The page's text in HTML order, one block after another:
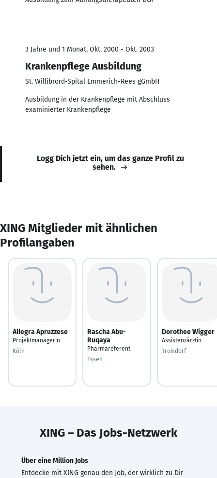
3 Jahre und 1 Monat, Okt. 2000 - Okt. 2003
Krankenpflege Ausbildung
St. Willibrord-Spital Emmerich-Rees gGmbH
Ausbildung in der Krankenpflege mit Abschluss
examinierter Krankenpflege
Logg Dich jetzt ein, um das ganze Profil zu
sehen.
XING Mitglieder mit ähnlichen
Profilangaben
Allegra Apruzzese
Projektmanagerin
Köln
Rascha Abu-
Ruqaya
Pharmareferent
Essen
Dorothee Wigger
Assistenzärztin
Troisdorf
XING – Das Jobs-Netzwerk
Über eine Million Jobs
Entdecke mit XING genau den Job, der wirklich zu Dir